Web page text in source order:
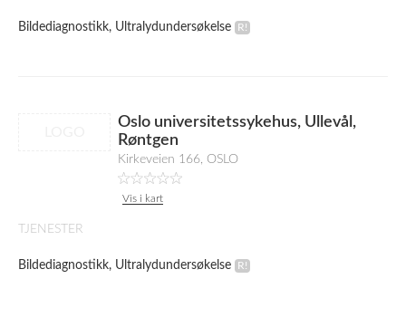
Bildediagnostikk, Ultralydundersøkelse
Oslo universitetssykehus, Ullevål,
Røntgen
Kirkeveien 166, OSLO
Vis i kart
TJENESTER
Bildediagnostikk, Ultralydundersøkelse